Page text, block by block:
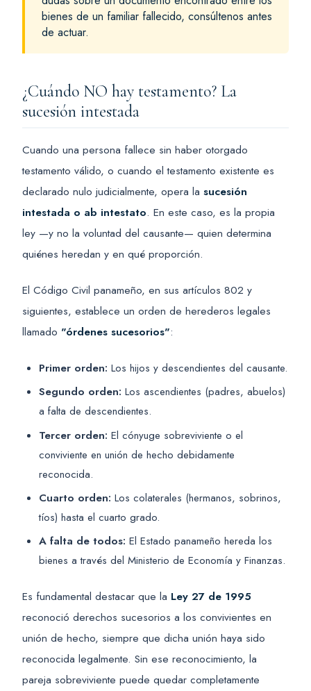
bienes de un familiar fallecido, consúltenos antes
de actuar.
¿Cuándo NO hay testamento? La
sucesión intestada
Cuando una persona fallece sin haber otorgado
testamento válido, o cuando el testamento existente es
declarado nulo judicialmente, opera la sucesión
intestada o ab intestato. En este caso, es la propia
ley —y no la voluntad del causante— quien determina
quiénes heredan y en qué proporción.
El Código Civil panameño, en sus artículos 802 y
siguientes, establece un orden de herederos legales
llamado "órdenes sucesorios":
Primer orden: Los hijos y descendientes del causante.
Segundo orden: Los ascendientes (padres, abuelos)
a falta de descendientes.
Tercer orden: El cónyuge sobreviviente o el
conviviente en unión de hecho debidamente
reconocida.
Cuarto orden: Los colaterales (hermanos, sobrinos,
tíos) hasta el cuarto grado.
A falta de todos: El Estado panameño hereda los
bienes a través del Ministerio de Economía y Finanzas.
Es fundamental destacar que la Ley 27 de 1995
reconoció derechos sucesorios a los convivientes en
unión de hecho, siempre que dicha unión haya sido
reconocida legalmente. Sin ese reconocimiento, la
pareja sobreviviente puede quedar completamente